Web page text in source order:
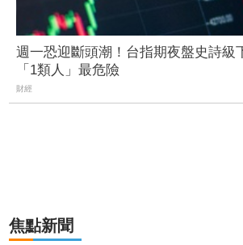
週一恐迎斷頭潮！台指期夜盤史詩
「1類人」最危險
財經
焦點新聞